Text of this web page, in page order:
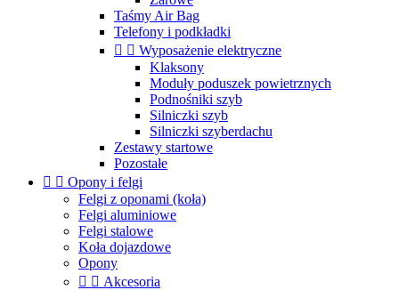
Taśmy Air Bag
Telefony i podkładki
  Wyposażenie elektryczne
Klaksony
Moduły poduszek powietrznych
Podnośniki szyb
Silniczki szyb
Silniczki szyberdachu
Zestawy startowe
Pozostałe
  Opony i felgi
Felgi z oponami (koła)
Felgi aluminiowe
Felgi stalowe
Koła dojazdowe
Opony
  Akcesoria